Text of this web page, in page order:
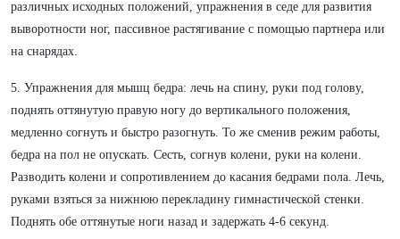
различных исходных положений, упражнения в седе для развития
выворотности ног, пассивное растягивание с помощью партнера или
на снарядах.
5. Упражнения для мышц бедра: лечь на спину, руки под голову,
поднять оттянутую правую ногу до вертикального положения,
медленно согнуть и быстро разогнуть. То же сменив режим работы,
бедра на пол не опускать. Сесть, согнув колени, руки на колени.
Разводить колени и сопротивлением до касания бедрами пола. Лечь,
руками взяться за нижнюю перекладину гимнастической стенки.
Поднять обе оттянутые ноги назад и задержать 4-6 секунд.